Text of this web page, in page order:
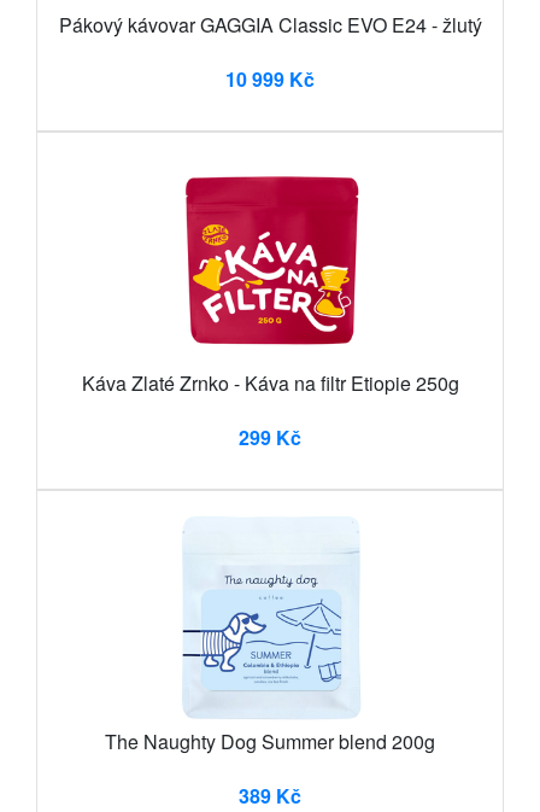
Pákový kávovar GAGGIA Classic EVO E24 - žlutý
10 999 Kč
Káva Zlaté Zrnko - Káva na filtr Etiopie 250g
299 Kč
The Naughty Dog Summer blend 200g
389 Kč